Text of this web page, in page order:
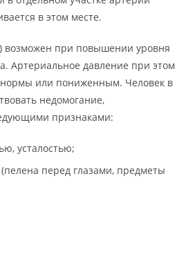
в этом месте.
возможен при повышении уровня
Артериальное давление при этом
или пониженным. Человек в
недомогание,
признаками:
усталостью;
перед глазами, предметы